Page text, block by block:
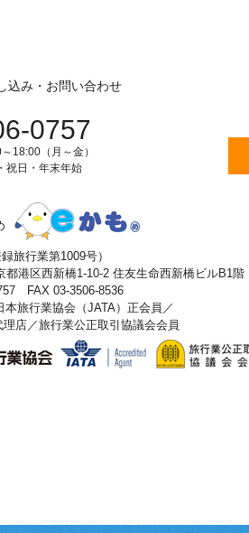
込み・お問い合わせ
0757
18:00（月～金）
日・年末年始
旅行業第1009号）
都港区西新橋1-10-2 住友生命西新橋ビルB1階
FAX 03-3506-8536
本旅行業協会（JATA）正会員／
理店／旅行業公正取引協議会会員